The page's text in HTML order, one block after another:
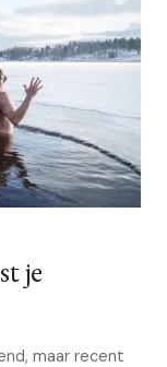
je
maar recent